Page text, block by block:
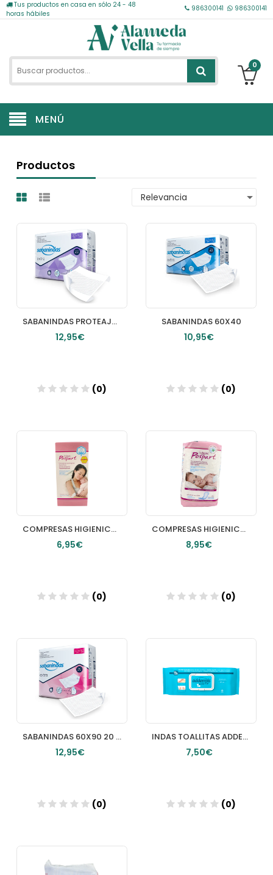
Tus productos en casa en sólo 24 - 48
horas hábiles
986300141 986300141
0
MENÚ
Productos
SABANINDAS PROTEAJUST 80X180
12,95€
(0)
SABANINDAS 60X40
10,95€
(0)
COMPRESAS HIGIENICAS FEMENINAS HIPOALERGENICAS POSPARTO INDASEC ALGODON NORMAL CON ALAS 10 U
6,95€
(0)
Añadir
COMPRESAS HIGIENICAS FEMENINAS POSPARTO INDASEC PRIMEROS DIAS ALGODON 12 U
8,95€
(0)
SABANINDAS 60X90 20 U PROTECTOR DE CAMA
12,95€
(0)
INDAS TOALLITAS ADDERMIS ADULTOS 60 TOALLITAS
7,50€
(0)